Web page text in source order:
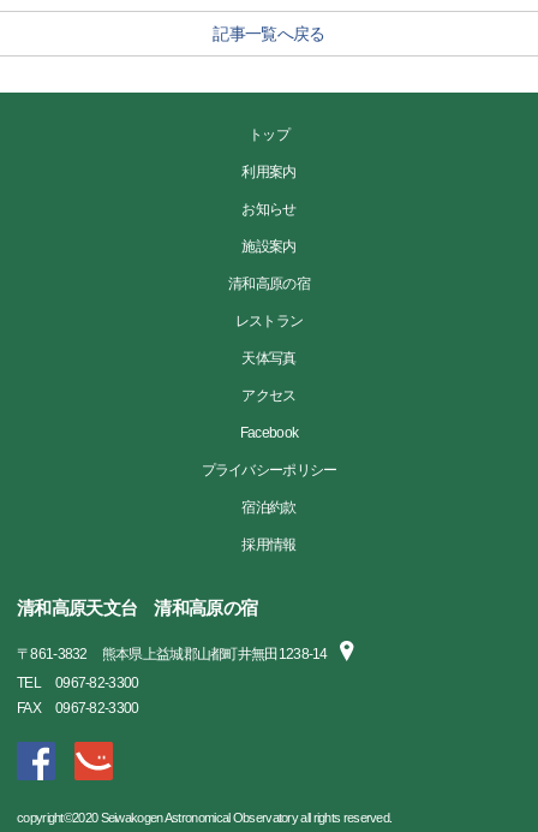
記事一覧へ戻る
トップ
利用案内
お知らせ
施設案内
清和高原の宿
レストラン
天体写真
アクセス
Facebook
プライバシーポリシー
宿泊約款
採用情報
清和高原天文台 清和高原の宿
〒861-3832
熊本県上益城郡山都町井無田1238-14
TEL
0967-82-3300
FAX
0967-82-3300
copyright©2020 Seiwakogen Astronomical Observatory all rights reserved.